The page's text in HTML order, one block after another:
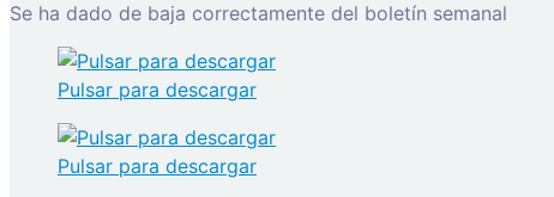
Se ha dado de baja correctamente del boletín semanal
Pulsar para descargar
Pulsar para descargar